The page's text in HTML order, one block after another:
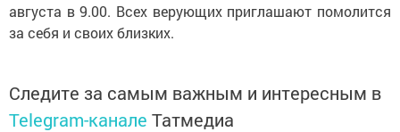
августа в 9.00. Всех верующих приглашают помолится
за себя и своих близких.
Следите за самым важным и интересным в
Telegram-канале Татмедиа